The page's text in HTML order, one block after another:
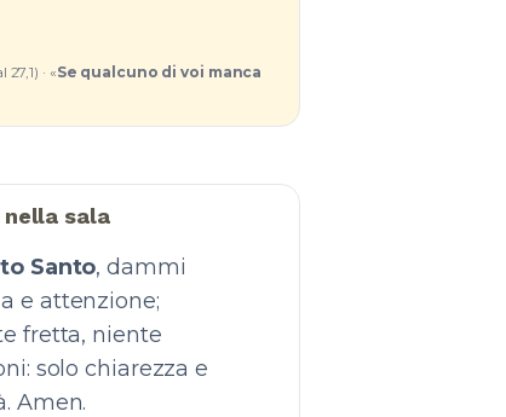
27,1) · «Se qualcuno di voi manca
nella sala
Santo, dammi
e attenzione;
fretta, niente
solo chiarezza e
Amen.